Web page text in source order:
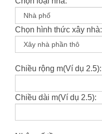
Chọn hình thức xây nhà:
Chiều rộng m(Ví dụ 2.5):
Chiều dài m(Ví dụ 2.5):